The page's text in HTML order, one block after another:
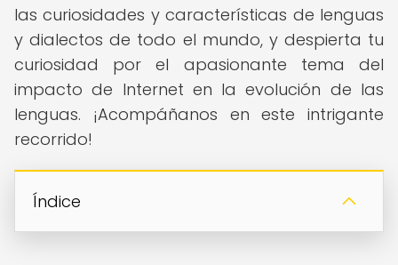
las curiosidades y características de lenguas
y dialectos de todo el mundo, y despierta tu
curiosidad por el apasionante tema del
impacto de Internet en la evolución de las
lenguas. ¡Acompáñanos en este intrigante
recorrido!
Índice